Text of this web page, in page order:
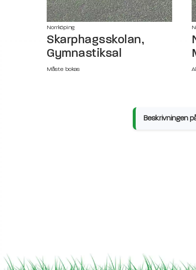
Norrköping
Skarphagsskolan,
Gymnastiksal
Måste bokas
Beskrivningen